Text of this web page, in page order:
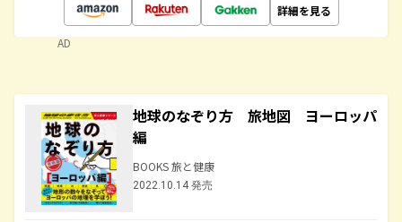
詳細を見る
AD
地球のなぞり方 旅地図 ヨーロッパ
編
BOOKS 旅と健康
2022.10.14 発売